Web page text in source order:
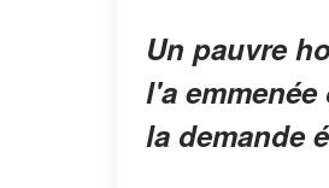
Un pauvre
l'a
la demande